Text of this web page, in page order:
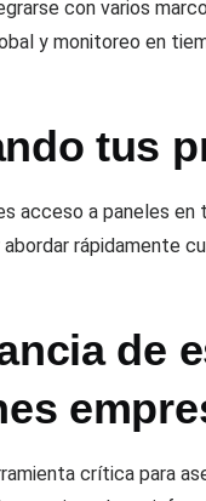
con varios
y monitoreo en
tus
acceso a paneles
rápidamente
de
crítica para